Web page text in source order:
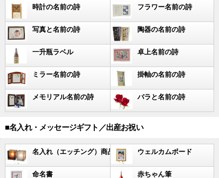
時計の名前の詩 フラワー名前の詩
写真と名前の詩 陶器の名前の詩
一升瓶ラベル 卓上名前の詩
ミラー名前の詩 掛軸の名前の詩
メモリアル名前の詩 バラと名前の詩
■名入れ・メッセージギフト／出産お祝い
名入れ（エッチング）商品 ウェルカムボード
命名書 赤ちゃん筆